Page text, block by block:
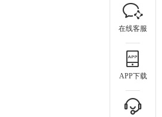
在线客服
APP下载